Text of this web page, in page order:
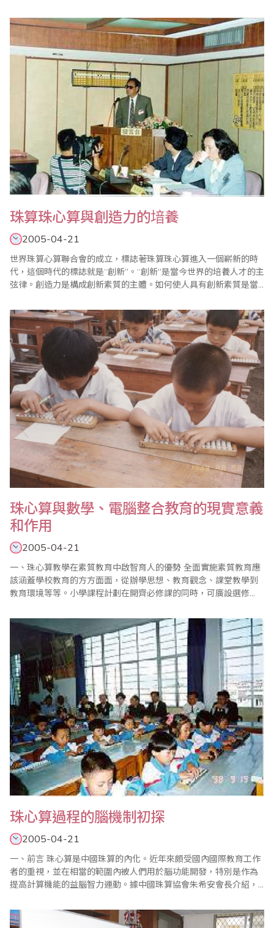
干研究資料，但尚未做出讓人滿意的結果。 珠心算與珠算不同，是
在腦中“撥動珠子”，因此我們看不到算珠。珠心算教學的難點也許..
珠算珠心算與創造力的堷養
2005-04-21
世界珠算心算聯合會的成立，標誌著珠算珠心算進入一個嶄新的時
代，這個時代的標誌就是“創新”。“創新”是當今世界的培養人才的主
弦律。創造力是構成創新素質的主體。如何使人具有創新素質是當
理、如何培養少兒創造力，使他們早日具有創新素質及有關問題
等，探討如下。 一、珠算珠心算開發創造力的功能和原理 從..
珠心算與數學、電腦整合教育的現實意義
和作用
2005-04-21
一、珠心算教學在素質教育中啟智育人的優勢 全面實施素質教育應
該涵蓋學校教育的方方面面，從辦學思想、教育觀念、課堂教學到
教育環境等等。小學課程計劃在開齊必修課的同時，可廣設選修
道，延展學習空間，賦予教學更多的靈活性和選擇性。顯然，教育
是在思想、心理、知識、品格、身體等各方面素質的發展、發掘和
培養，而不是單純追求知識的數量..
珠心算過程的腦機制初探
2005-04-21
一、前言 珠心算是中國珠算的內化。近年來頗受國內國際教育工作
者的重視，並在相當的範圍內被人們用於腦功能開發，特別是作為
提高計算機能的益腦智力運動。據中國珠算協會朱希安會長介紹，
算教育研究報告中可以看到，珠心算可以十分顯著和有效地提高學
生的計算速度，而且似乎還對其他認知品質有提高作用。我們注意